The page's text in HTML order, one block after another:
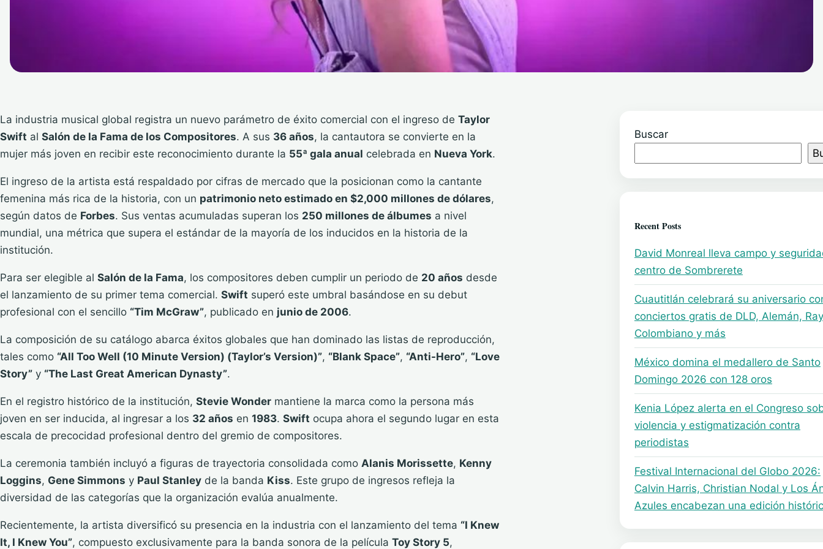
La industria musical global registra un nuevo parámetro de éxito comercial con el ingreso de Taylor
Swift al Salón de la Fama de los Compositores. A sus 36 años, la cantautora se convierte en la
mujer más joven en recibir este reconocimiento durante la 55ª gala anual celebrada en Nueva York.
El ingreso de la artista está respaldado por cifras de mercado que la posicionan como la cantante
femenina más rica de la historia, con un patrimonio neto estimado en $2,000 millones de dólares,
según datos de Forbes. Sus ventas acumuladas superan los 250 millones de álbumes a nivel
mundial, una métrica que supera el estándar de la mayoría de los inducidos en la historia de la
institución.
Para ser elegible al Salón de la Fama, los compositores deben cumplir un periodo de 20 años desde
el lanzamiento de su primer tema comercial. Swift superó este umbral basándose en su debut
profesional con el sencillo “Tim McGraw”, publicado en junio de 2006.
La composición de su catálogo abarca éxitos globales que han dominado las listas de reproducción,
tales como “All Too Well (10 Minute Version) (Taylor’s Version)”, “Blank Space”, “Anti-Hero”, “Love
Story” y “The Last Great American Dynasty”.
En el registro histórico de la institución, Stevie Wonder mantiene la marca como la persona más
joven en ser inducida, al ingresar a los 32 años en 1983. Swift ocupa ahora el segundo lugar en esta
escala de precocidad profesional dentro del gremio de compositores.
La ceremonia también incluyó a figuras de trayectoria consolidada como Alanis Morissette, Kenny
Loggins, Gene Simmons y Paul Stanley de la banda Kiss. Este grupo de ingresos refleja la
diversidad de las categorías que la organización evalúa anualmente.
Recientemente, la artista diversificó su presencia en la industria con el lanzamiento del tema “I Knew
It, I Knew You”, compuesto exclusivamente para la banda sonora de la película Toy Story 5,
Buscar
Recent Posts
David Monreal lleva campo y
centro de Sombrerete
Cuautitlán celebrará su aniversario
conciertos gratis de DLD, Alemán,
Colombiano y más
México domina el medallero de Santo
Domingo 2026 con 128 oros
Kenia López alerta en el Congreso
violencia y estigmatización contra
periodistas
Festival Internacional del Globo 2026:
Calvin Harris, Christian Nodal y Los
Azules encabezan una edición